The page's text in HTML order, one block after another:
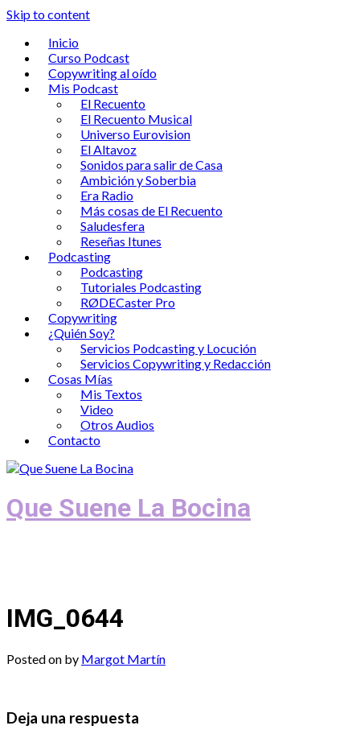
Skip to content
Inicio
Curso Podcast
Copywriting al oído
Mis Podcast
El Recuento
El Recuento Musical
Universo Eurovision
El Altavoz
Sonidos para salir de Casa
Ambición y Soberbia
Era Radio
Más cosas de El Recuento
Saludesfera
Reseñas Itunes
Podcasting
Podcasting
Tutoriales Podcasting
RØDECaster Pro
Copywriting
¿Quién Soy?
Servicios Podcasting y Locución
Servicios Copywriting y Redacción
Cosas Mías
Mis Textos
Video
Otros Audios
Contacto
Que Suene La Bocina
IMG_0644
Posted on by Margot Martín
Deja una respuesta